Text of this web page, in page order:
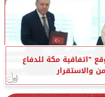
”اتفاقية مكة للدفاع
والاستقرار